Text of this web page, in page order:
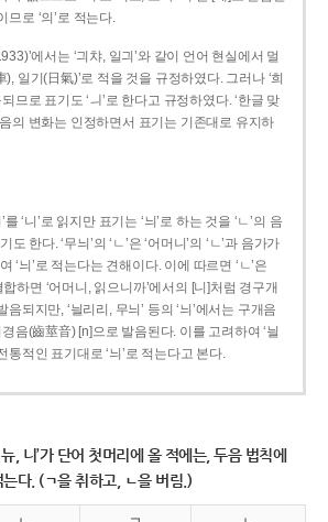
므로 ‘의’로 적는다.
에서는 ‘긔챠, 일긔’와 같이 언어 현실에서 멀
), 일기(日氣)’로 적을 것을 규정하였다. 그러나 ‘희
므로 표기도 ‘ㅢ’로 한다고 규정하였다. ‘한글 맞
의 변화는 인정하면서 표기는 기존대로 유지하
를 ‘니’로 읽지만 표기는 ‘늬’로 하는 것을 ‘ㄴ’의 음
한다. ‘무늬’의 ‘ㄴ’은 ‘어머니’의 ‘ㄴ’과 음가가
‘늬’로 적는다는 견해이다. 이에 따르면 ‘ㄴ’은
합하면 ‘어머니, 읽으니까’에서의 [니]처럼 경구개
되지만, ‘늴리리, 무늬’ 등의 ‘늬’에서는 구개음
경음(齒莖音) [n]으로 발음된다. 이를 고려하여 ‘늴
통적인 표기대로 ‘늬’로 적는다고 본다.
, 니’가 단어 첫머리에 올 적에는, 두음 법칙에
는다. (ㄱ을 취하고, ㄴ을 버림.)